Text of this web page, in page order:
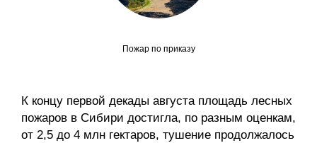
Российско-французский семинар
Пожар по приказу
К концу первой декады августа площадь лесных
пожаров в Сибири достигла, по разным оценкам,
от 2,5 до 4 млн гектаров, тушение продолжалось